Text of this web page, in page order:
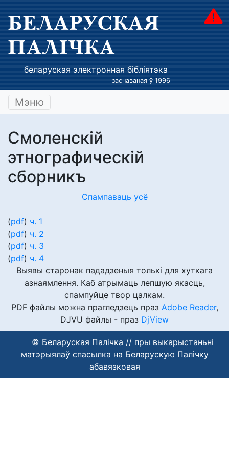
БЕЛАРУСКАЯ
ПАЛІЧКА
беларуская электронная бібліятэка
заснаваная ў 1996
Мэню
Смоленскій
этнографическій
сборникъ
Спампаваць усё
(pdf) ч. 1
(pdf) ч. 2
(pdf) ч. 3
(pdf) ч. 4
Выявы старонак пададзеныя толькі для хуткага
азнаямлення. Каб атрымаць лепшую якасць,
спампуйце твор цалкам.
PDF файлы можна прагледзець праз Adobe Reader,
DJVU файлы - праз DjView
© Беларуская Палічка // пры выкарыстаньні
матэрыялаў спасылка на Беларускую Палічку
абавязковая